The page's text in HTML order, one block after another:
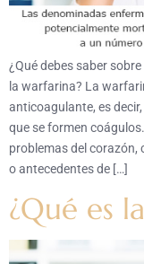
¿Qué debes saber
la warfarina? La
anticoagulante, es
que se formen
problemas del
o antecedentes de […]
¿Qué es